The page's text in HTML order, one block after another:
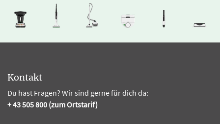
Kontakt
Du hast Fragen? Wir sind gerne für dich da:
+ 43 505 800 (zum Ortstarif)